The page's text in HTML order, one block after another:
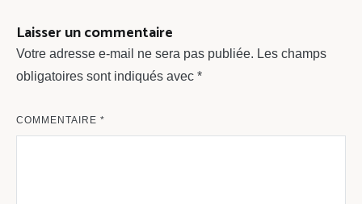
Laisser un commentaire
Votre adresse e-mail ne sera pas publiée. Les champs
obligatoires sont indiqués avec *
COMMENTAIRE *